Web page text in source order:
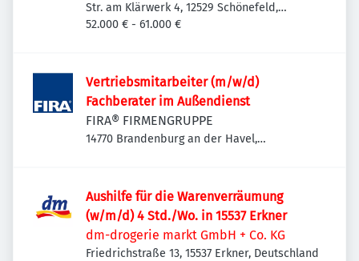
Str. am Klärwerk 4, 12529 Schönefeld,
Deutschland
52.000 € - 61.000 €
Vertriebsmitarbeiter (m/w/d)
Fachberater im Außendienst
FIRA® FIRMENGRUPPE
14770 Brandenburg an der Havel,
Aushilfe für die Warenverräumung
(w/m/d) 4 Std./Wo. in 15537 Erkner
dm-drogerie markt GmbH + Co. KG
Friedrichstraße 13, 15537 Erkner, Deutschland